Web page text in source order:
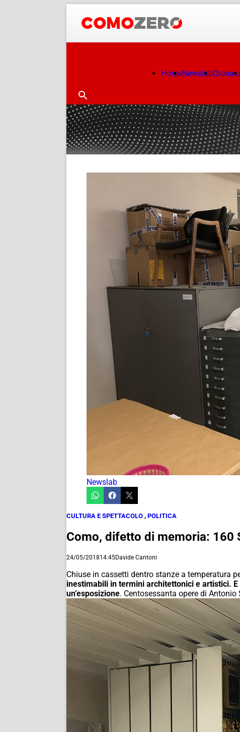
HomeNewslab
Newslab
CULTURA E SPETTACOLO , POLITICA
Como, difetto di memoria: 160
24/05/201814:45Davide Cantoni
Chiuse in cassetti dentro stanze a temperatura
inestimabili in termini architettonici e artistici.
un’esposizione. Centosessanta opere di